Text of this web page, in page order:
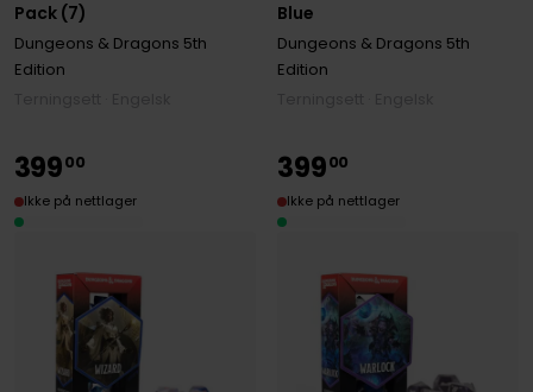
Pack (7)
Dungeons & Dragons 5th
Edition
Blue
Dungeons & Dragons 5th
Edition
39900
Ikke på nettlager
39900
Ikke på nettlager